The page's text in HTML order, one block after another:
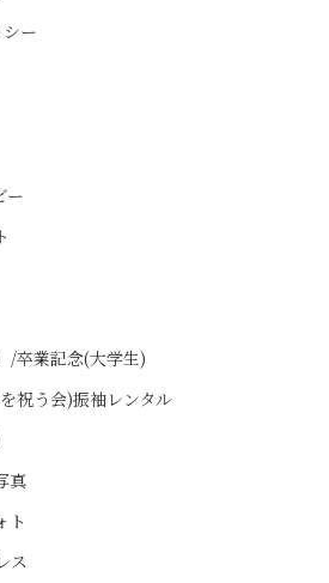
ー
ー
/卒業記念(大学生)
祝う会)振袖レンタル
真
ト
ス